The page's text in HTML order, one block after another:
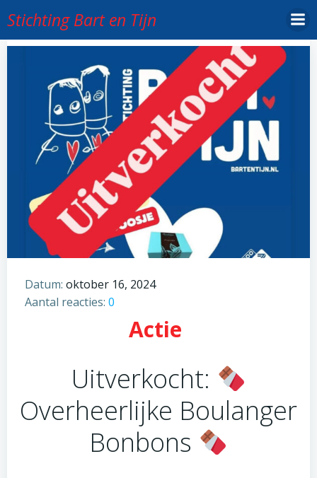
de
inhoud
Stichting Bart en Tijn
Datum: oktober 16, 2024
Aantal reacties: 0
Actie
Uitverkocht:
Overheerlijke Boulanger
Bonbons